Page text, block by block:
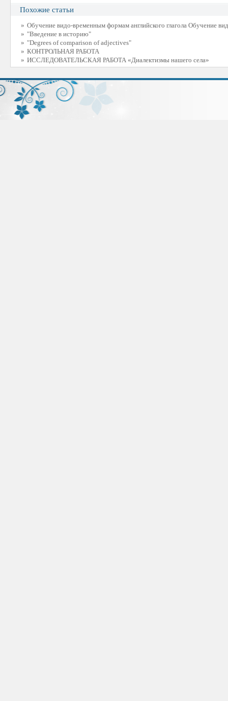
Похожие статьи
» Обучение видо-временным формам английского глагола Обучение
» "Введение в историю"
» "Degrees of comparison of adjectives"
» КОНТРОЛЬНАЯ РАБОТА
» ИССЛЕДОВАТЕЛЬСКАЯ РАБОТА «Диалектизмы нашего села»